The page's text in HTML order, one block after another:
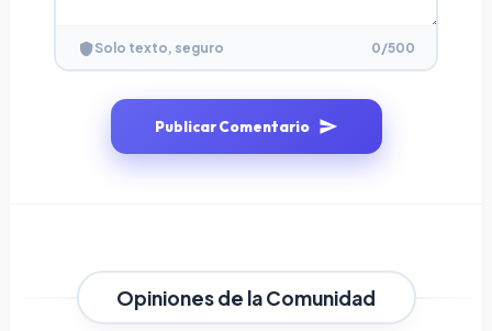
Solo texto, seguro 0/500
Publicar Comentario
Opiniones de la Comunidad